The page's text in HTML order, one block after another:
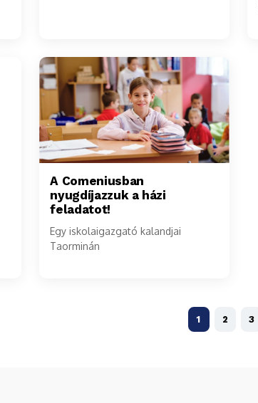
A Comeniusban
nyugdíjazzuk a házi
feladatot!
Egy iskolaigazgató kalandjai
Taorminán
1 2 3